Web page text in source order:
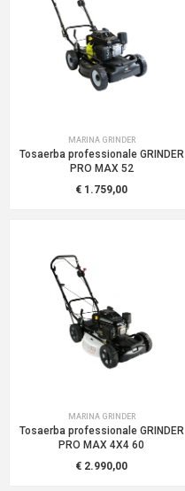
MARINA GRINDER
Tosaerba professionale GRINDER
PRO MAX 52
€ 1.759,00
MARINA GRINDER
Tosaerba professionale GRINDER
PRO MAX 4X4 60
€ 2.990,00